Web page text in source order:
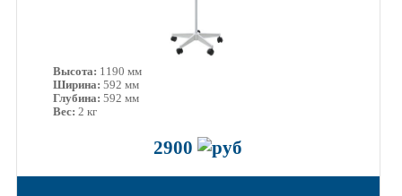
Высота: 1190 мм
Ширина: 592 мм
Глубина: 592 мм
Вес: 2 кг
2900